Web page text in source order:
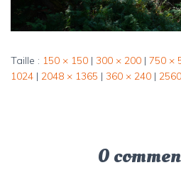
Taille : 150 × 150 | 300 × 200 | 750 ×
1024 | 2048 × 1365 | 360 × 240 |
0